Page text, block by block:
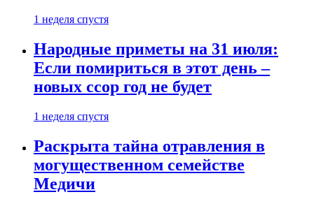
1 неделя спустя
Народные приметы на 31 июля:
Если помириться в этот день –
новых ссор год не будет
1 неделя спустя
Раскрыта тайна отравления в
могущественном семействе
Медичи